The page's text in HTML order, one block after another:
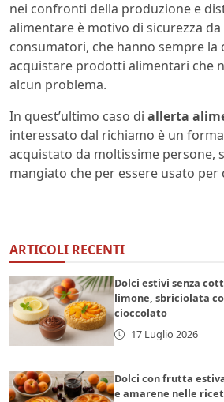
nei confronti della produzione e
alimentare è motivo di sicurezza
consumatori, che hanno sempre la
acquistare prodotti alimentari che
alcun problema.
In quest’ultimo caso di allerta
interessato dal richiamo è un
acquistato da moltissime persone,
mangiato che per essere usato per
ARTICOLI RECENTI
Dolci estivi senza
limone, sbriciolata
cioccolato
17 Luglio 2026
Dolci con frutta
e amarene nelle